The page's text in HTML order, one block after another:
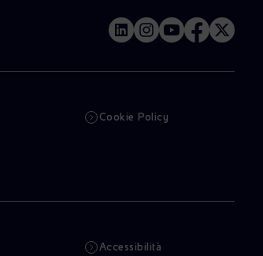
Cookie Policy
Accessibilità